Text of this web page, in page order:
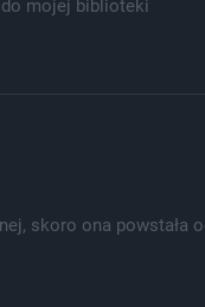
mojej biblioteki
skoro ona powstała